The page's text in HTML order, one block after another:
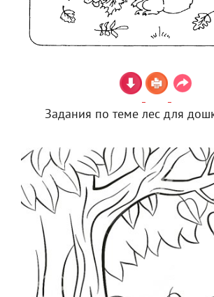
Задания по теме лес для